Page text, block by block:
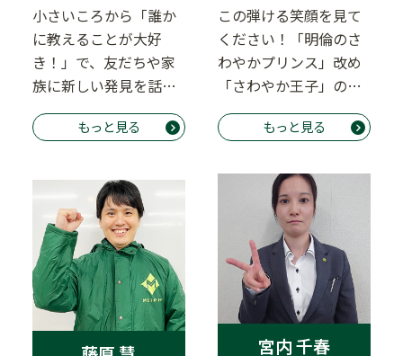
小さいころから「誰か
に教えることが大好
き！」で、友だちや家
族に新しい発見を話す
たびに笑顔を咲かせて
いた長谷川先生。 そ
もっと見る
この弾ける笑顔を見て
ください！「明倫のさ
わやかプリンス」改め
「さわやか王子」の称
号をほしいままにす
る、渡邉和希先生で
もっと見る
宮内 千春